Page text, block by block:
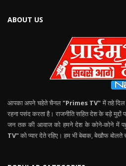
ABOUT US
आपका अपने चहेते चैनल "Primes TV" में तहे
रहना पसंद करता है। राजनीति सहित देश के बड़े मुद्दों
जन तक की आवाज को हमने देश के कोने-कोने में
TV"को प्यार देते रहिए। हम भी बेबाक, बेखौफ बोलते